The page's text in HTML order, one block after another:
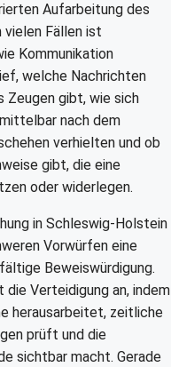
Aufarbeitung des
vielen Fällen ist
Kommunikation
welche Nachrichten
Zeugen gibt, wie sich
nach dem
verhielten und ob
gibt, die eine
oder widerlegen.
in Schleswig-Holstein
Vorwürfen eine
Beweiswürdigung.
die Verteidigung an, indem
herausarbeitet, zeitliche
prüft und die
sichtbar macht. Gerade